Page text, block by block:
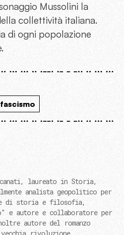
Mussolini la
collettività italiana.
di ogni popolazione
laureato in Storia,
analista geopolitico per
di storia e filosofia,
e autore e collaboratore per
autore del romanzo